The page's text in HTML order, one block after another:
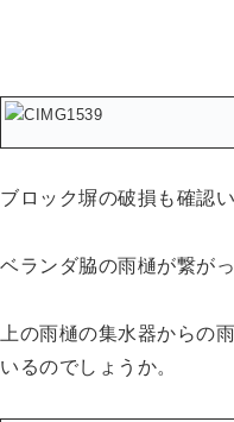
ブロック塀の破損も確認
ベランダ脇の雨樋が繋が
上の雨樋の集水器からの
いるのでしょうか。